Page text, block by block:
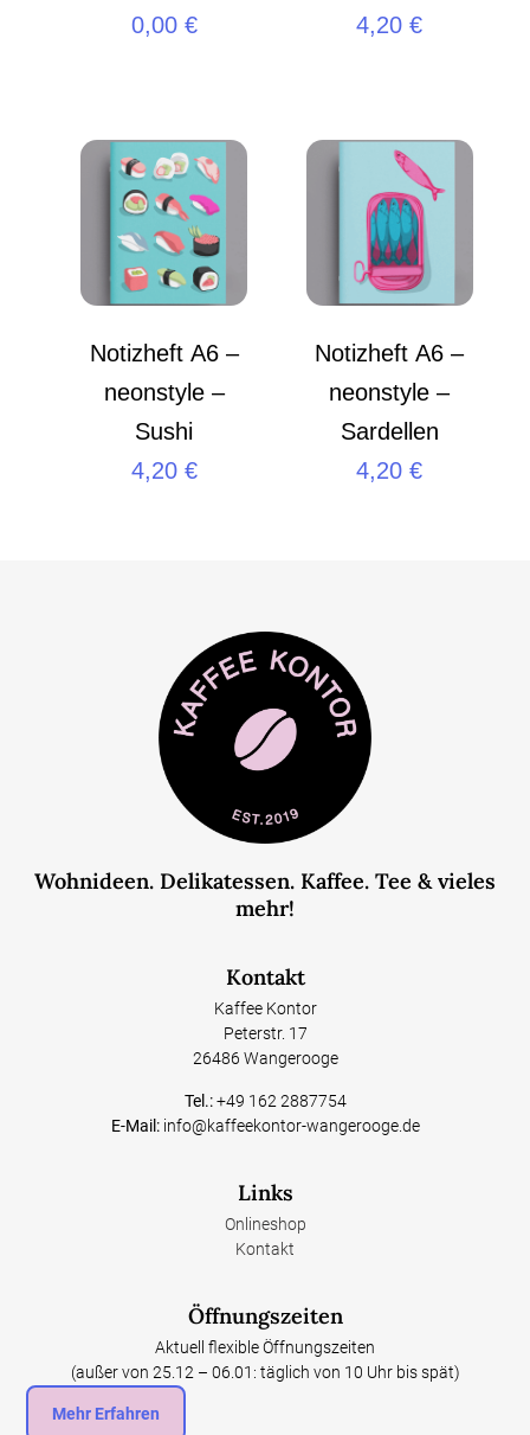
0,00 €
4,20€
Notizheft A6 –
neonstyle –
Sushi
4,20 €
Notizheft A6 –
neonstyle –
Sardellen
4,20€
Wohnideen. Delikatessen. Kaffee. Tee & vieles
mehr!
Kontakt
Kaffee Kontor
Peterstr. 17
26486 Wangerooge
Tel.: +49 162 2887754
E-Mail: info@kaffeekontor-wangerooge.de
Links
Onlineshop
Kontakt
Öffnungszeiten
Aktuell flexible Öffnungszeiten
(außer von 25.12 – 06.01: täglich von 10 Uhr bis spät)
Mehr Erfahren